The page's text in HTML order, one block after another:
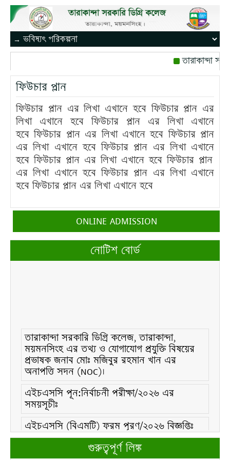
তারাকান্দা
রোজ বৃহস্পতিবার।
মোবাইল নম্বর:
ফিউচার প্লান
ফিউচার প্লান এর লিখা এখানে হবে ফিউচার প্লান এর
লিখা এখানে হবে ফিউচার প্লান এর লিখা এখানে
হবে ফিউচার প্লান এর লিখা এখানে হবে ফিউচার প্লান
এর লিখা এখানে হবে ফিউচার প্লান এর লিখা এখানে
হবে ফিউচার প্লান এর লিখা এখানে হবে ফিউচার প্লান
এর লিখা এখানে হবে ফিউচার প্লান এর লিখা এখানে
হবে ফিউচার প্লান এর লিখা এখানে হবে
ONLINE ADMISSION
নোটিশ বোর্ড
তারাকান্দা সরকারি ডিগ্রি কলেজ, তারাকান্দা,
ময়মনসিংহ এর তথ্য ও যোগাযোগ প্রযুক্তি বিষয়ের
প্রভাষক জনাব মোঃ মজিবুর রহমান খান এর
অনাপত্তি সদন (NOC)।
এইচএসসি পূন:নির্বাচনী পরীক্ষা/২০২৬ এর
সময়সূচীঃ
এইচএসসি (বিএমটি) ফরম পূরণ/২০২৬ বিজ্ঞপ্তিঃ
এইচএসসি ফরম/২০২৬ পূরণ বিজ্ঞপ্তিঃ
গুরুত্বপূর্ণ লিঙ্ক